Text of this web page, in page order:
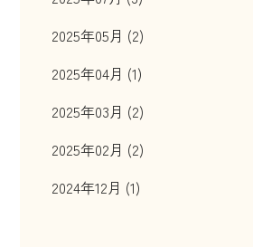
2025年05月 (2)
2025年04月 (1)
2025年03月 (2)
2025年02月 (2)
2024年12月 (1)